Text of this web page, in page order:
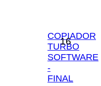
COPIADOR
TURBO
SOFTWARE
-
FINAL
16